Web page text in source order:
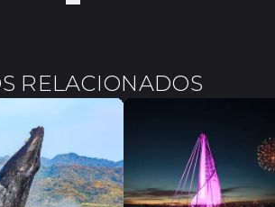
RELACIONADOS